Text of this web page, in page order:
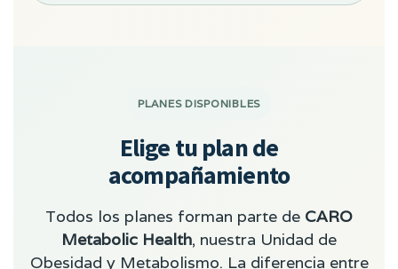
PLANES DISPONIBLES
Elige tu plan de
acompañamiento
Todos los planes forman parte de CARO
Metabolic Health, nuestra Unidad de
Obesidad y Metabolismo. La diferencia entre